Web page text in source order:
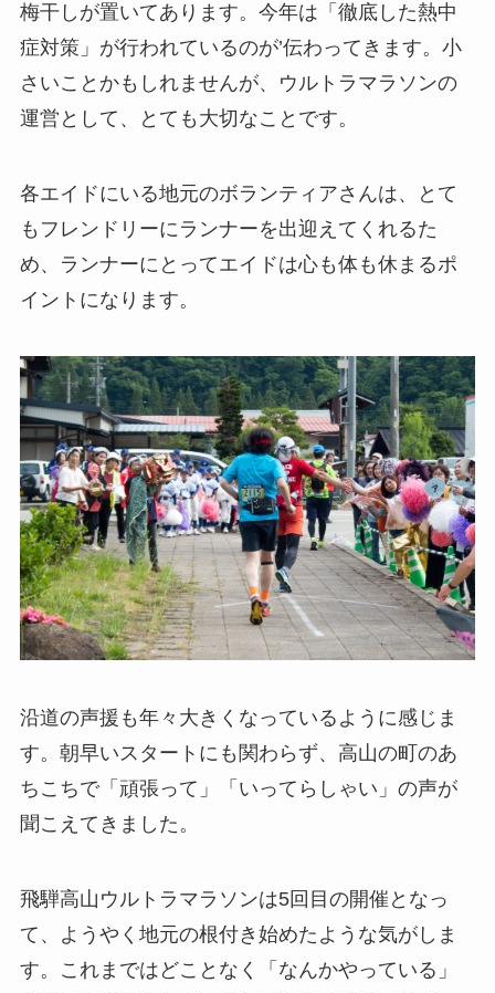
梅干しが置いてあります。今年は「徹底した熱中
症対策」が行われているのが’伝わってきます。小
さいことかもしれませんが、ウルトラマラソンの
運営として、とても大切なことです。
各エイドにいる地元のボランティアさんは、とて
もフレンドリーにランナーを出迎えてくれるた
め、ランナーにとってエイドは心も体も休まるポ
イントになります。
沿道の声援も年々大きくなっているように感じま
す。朝早いスタートにも関わらず、高山の町のあ
ちこちで「頑張って」「いってらしゃい」の声が
聞こえてきました。
飛騨高山ウルトラマラソンは5回目の開催となっ
て、ようやく地元の根付き始めたような気がしま
す。これまではどことなく「なんかやっている」